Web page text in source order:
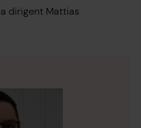
dirigent Mattias